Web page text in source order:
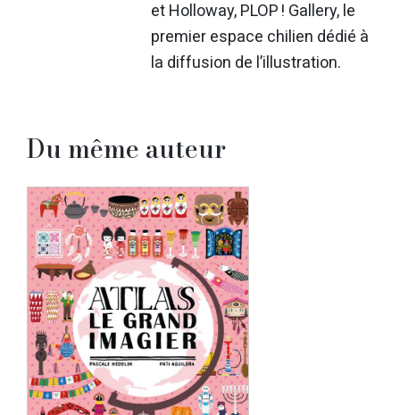
et Holloway, PLOP ! Gallery, le
premier espace chilien dédié à
la diffusion de l’illustration.
Du même auteur